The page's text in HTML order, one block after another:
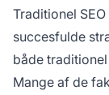
Traditionel
succesfulde
både
Mange af de